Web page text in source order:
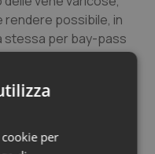
rendere possibile, in
stessa per bay-pass
per